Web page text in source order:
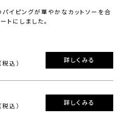
イピングが華やかなカットソーを合
トにしました。
込）
詳しくみる
込）
詳しくみる